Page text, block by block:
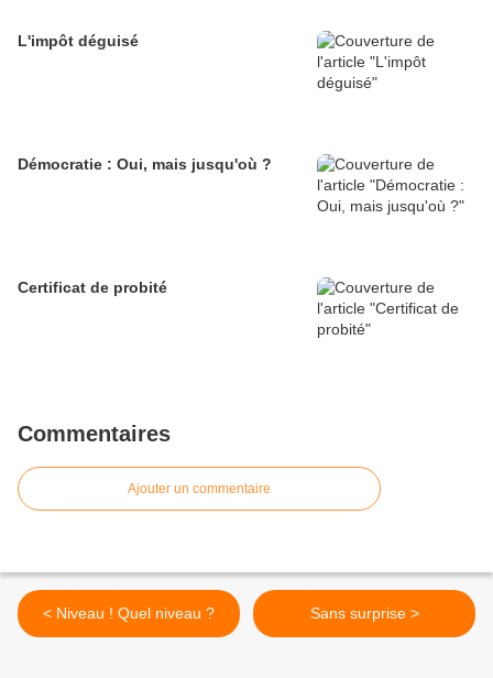
L'impôt déguisé
Démocratie : Oui, mais jusqu'où ?
Certificat de probité
Commentaires
Ajouter un commentaire
< Niveau ! Quel niveau ? Sans surprise >